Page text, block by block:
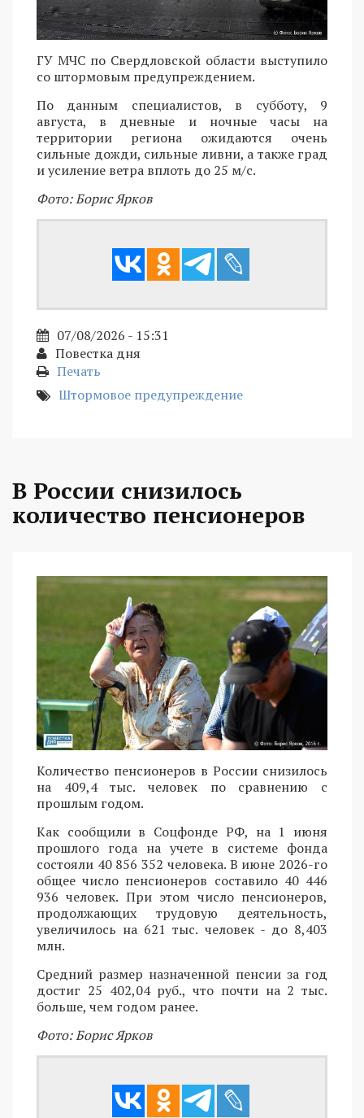
ГУ МЧС по Свердловской области выступило
со штормовым предупреждением.
По данным специалистов, в субботу, 9
августа, в дневные и ночные часы на
территории региона ожидаются очень
сильные дожди, сильные ливни, а также град
и усиление ветра вплоть до 25 м/с.
Фото: Борис Ярков
07/08/2026 - 15:31
Повестка дня
Печать
Штормовое предупреждение
В России снизилось
количество пенсионеров
Количество пенсионеров в России снизилось
на 409,4 тыс. человек по сравнению с
прошлым годом.
Как сообщили в Соцфонде РФ, на 1 июня
прошлого года на учете в системе фонда
состояли 40 856 352 человека. В июне 2026-го
общее число пенсионеров составило 40 446
936 человек. При этом число пенсионеров,
продолжающих трудовую деятельность,
увеличилось на 621 тыс. человек - до 8,403
млн.
Средний размер назначенной пенсии за год
достиг 25 402,04 руб., что почти на 2 тыс.
больше, чем годом ранее.
Фото: Борис Ярков